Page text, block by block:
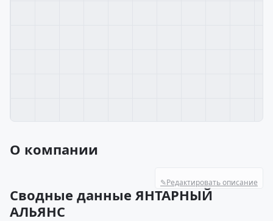
О компании
✎Редактировать описание
Сводные данные ЯНТАРНЫЙ
АЛЬЯНС